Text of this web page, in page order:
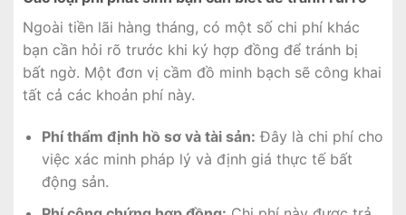
Ngoài tiền lãi hàng tháng, có một số chi phí khác
bạn cần hỏi rõ trước khi ký hợp đồng để tránh bị
bất ngờ. Một đơn vị cầm đồ minh bạch sẽ công khai
tất cả các khoản phí này.
Phí thẩm định hồ sơ và tài sản: Đây là chi phí cho
việc xác minh pháp lý và định giá thực tế bất
động sản.